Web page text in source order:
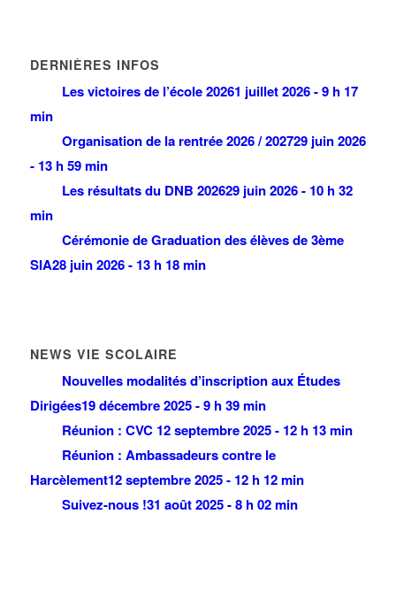
DERNIÈRES INFOS
Les victoires de l’école 20261 juillet 2026 - 9 h 17
min
Organisation de la rentrée 2026 / 202729 juin 2026
- 13 h 59 min
Les résultats du DNB 202629 juin 2026 - 10 h 32
min
Cérémonie de Graduation des élèves de 3ème
SIA28 juin 2026 - 13 h 18 min
NEWS VIE SCOLAIRE
Nouvelles modalités d’inscription aux Études
Dirigées19 décembre 2025 - 9 h 39 min
Réunion : CVC 12 septembre 2025 - 12 h 13 min
Réunion : Ambassadeurs contre le
Harcèlement12 septembre 2025 - 12 h 12 min
Suivez-nous !31 août 2025 - 8 h 02 min